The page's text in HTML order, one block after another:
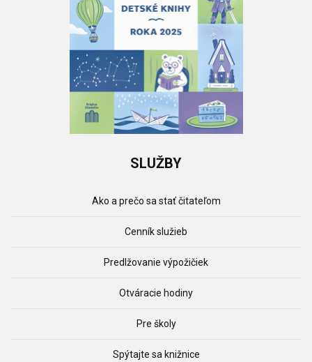
SLUŽBY
Ako a prečo sa stať čitateľom
Cenník služieb
Predlžovanie výpožičiek
Otváracie hodiny
Pre školy
Spýtajte sa knižnice